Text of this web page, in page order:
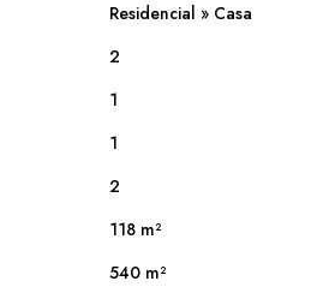
Residencial » Casa
2
1
1
2
118 m²
540 m²